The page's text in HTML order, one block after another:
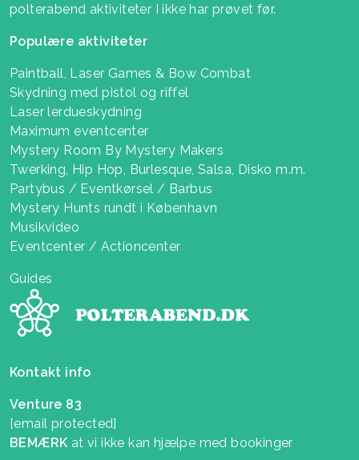
polterabend aktiviteter I ikke har prøvet før.
Populære aktiviteter
Paintball, Laser Games & Bow Combat
Skydning med pistol og riffel
Laser lerdueskydning
Maximum eventcenter
Mystery Room By Mystery Makers
Twerking, Hip Hop, Burlesque, Salsa, Disko m.m.
Partybus / Eventkørsel / Barbus
Mystery Hunts rundt i København
Musikvideo
Eventcenter / Actioncenter
Guides
Kontakt info
Venture 83
[email protected]
BEMÆRK at vi ikke kan hjælpe med bookinger